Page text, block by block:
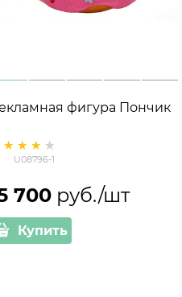
фигура Пончик
U08796-1
700 руб./шт
Купить